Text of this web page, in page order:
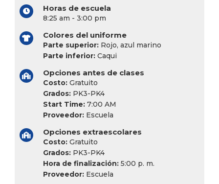
Horas de escuela
8:25 am - 3:00 pm
Colores del uniforme
Parte superior: Rojo, azul marino
Parte inferior: Caqui
Opciones antes de clases
Costo: Gratuito
Grados: PK3-PK4
Start Time: 7:00 AM
Proveedor: Escuela
Opciones extraescolares
Costo: Gratuito
Grados: PK3-PK4
Hora de finalización: 5:00 p. m.
Proveedor: Escuela